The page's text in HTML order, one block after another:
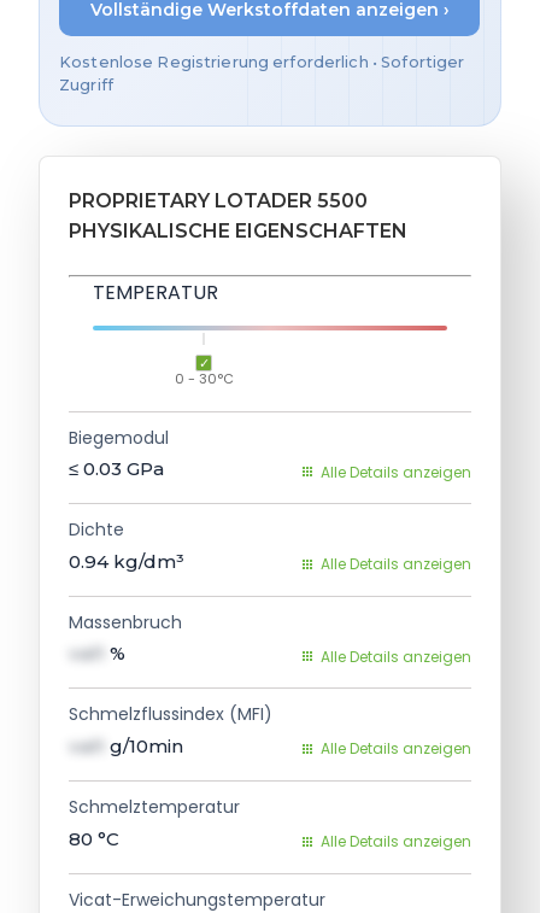
Vollständige Werkstoffdaten anzeigen ›
Kostenlose Registrierung erforderlich • Sofortiger
Zugriff
PROPRIETARY LOTADER 5500
PHYSIKALISCHE EIGENSCHAFTEN
TEMPERATUR
0 - 30°C
Biegemodul
≤ 0.03 GPa Alle Details anzeigen
Dichte
0.94 kg/dm³ Alle Details anzeigen
Massenbruch
val1 % Alle Details anzeigen
Schmelzflussindex (MFI)
val1 g/10min Alle Details anzeigen
Schmelztemperatur
80 °C Alle Details anzeigen
Vicat-Erweichungstemperatur